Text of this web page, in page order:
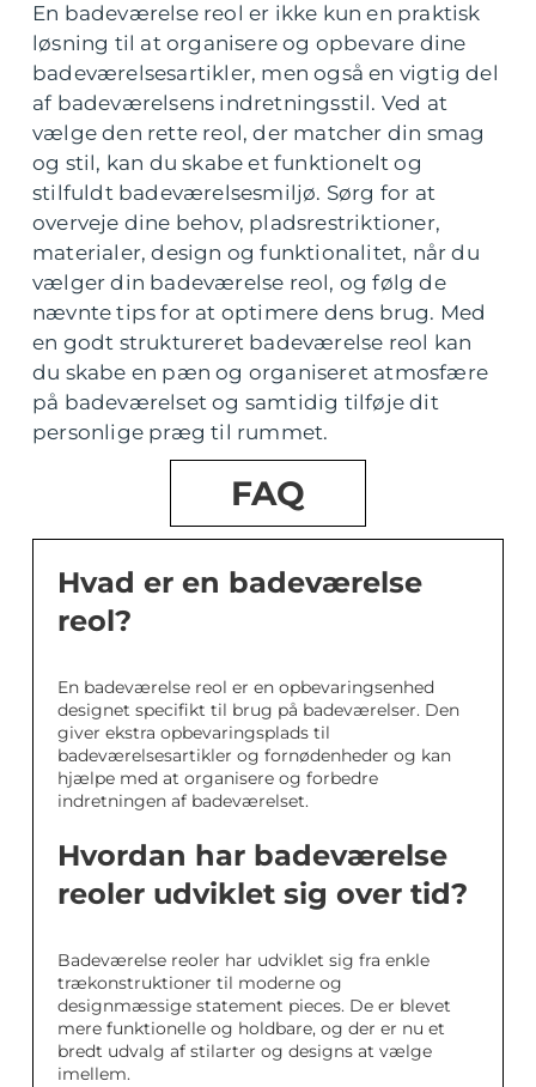
En badeværelse reol er ikke kun en praktisk
løsning til at organisere og opbevare dine
badeværelsesartikler, men også en vigtig del
af badeværelsens indretningsstil. Ved at
vælge den rette reol, der matcher din smag
og stil, kan du skabe et funktionelt og
stilfuldt badeværelsesmiljø. Sørg for at
overveje dine behov, pladsrestriktioner,
materialer, design og funktionalitet, når du
vælger din badeværelse reol, og følg de
nævnte tips for at optimere dens brug. Med
en godt struktureret badeværelse reol kan
du skabe en pæn og organiseret atmosfære
på badeværelset og samtidig tilføje dit
personlige præg til rummet.
FAQ
Hvad er en badeværelse
reol?
En badeværelse reol er en opbevaringsenhed
designet specifikt til brug på badeværelser. Den
giver ekstra opbevaringsplads til
badeværelsesartikler og fornødenheder og kan
hjælpe med at organisere og forbedre
indretningen af badeværelset.
Hvordan har badeværelse
reoler udviklet sig over tid?
Badeværelse reoler har udviklet sig fra enkle
trækonstruktioner til moderne og
designmæssige statement pieces. De er blevet
mere funktionelle og holdbare, og der er nu et
bredt udvalg af stilarter og designs at vælge
imellem.